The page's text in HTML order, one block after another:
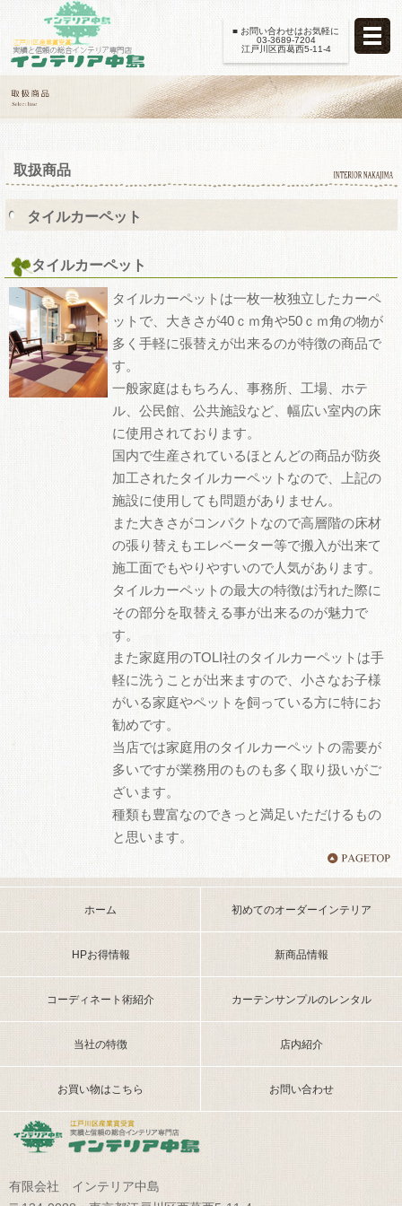
■ お問い合わせはお気軽に
03-3689-7204
江戸川区西葛西5-11-4
取扱商品
タイルカーペット
タイルカーペット
タイルカーペットは一枚一枚独立したカーペ
ットで、大きさが40ｃｍ角や50ｃｍ角の物が
多く手軽に張替えが出来るのが特徴の商品で
す。
一般家庭はもちろん、事務所、工場、ホテ
ル、公民館、公共施設など、幅広い室内の床
に使用されております。
国内で生産されているほとんどの商品が防炎
加工されたタイルカーペットなので、上記の
施設に使用しても問題がありません。
また大きさがコンパクトなので高層階の床材
の張り替えもエレベーター等で搬入が出来て
施工面でもやりやすいので人気があります。
タイルカーペットの最大の特徴は汚れた際に
その部分を取替える事が出来るのが魅力で
す。
また家庭用のTOLI社のタイルカーペットは手
軽に洗うことが出来ますので、小さなお子様
がいる家庭やペットを飼っている方に特にお
勧めです。
当店では家庭用のタイルカーペットの需要が
多いですが業務用のものも多く取り扱いがご
ざいます。
種類も豊富なのできっと満足いただけるもの
と思います。
ホーム 初めてのオーダーインテリア
HPお得情報 新商品情報
コーディネート術紹介 カーテンサンプルのレンタル
当社の特徴 店内紹介
お買い物はこちら お問い合わせ
有限会社 インテリア中島